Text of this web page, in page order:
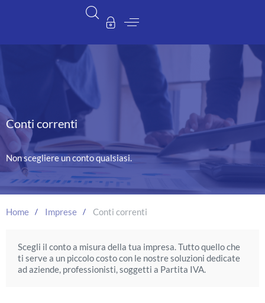
Conti correnti
Non scegliere un conto qualsiasi.
Home Imprese Conti correnti
Scegli il conto a misura della tua impresa. Tutto quello che
ti serve a un piccolo costo con le nostre soluzioni dedicate
ad aziende, professionisti, soggetti a Partita IVA.